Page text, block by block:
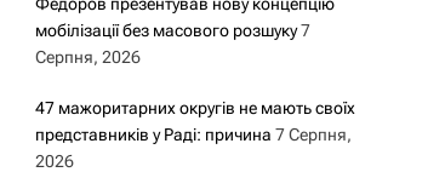
мобілізації без масового розшуку 7
Серпня, 2026
47 мажоритарних округів не мають своїх
представників у Раді: причина 7 Серпня,
2026